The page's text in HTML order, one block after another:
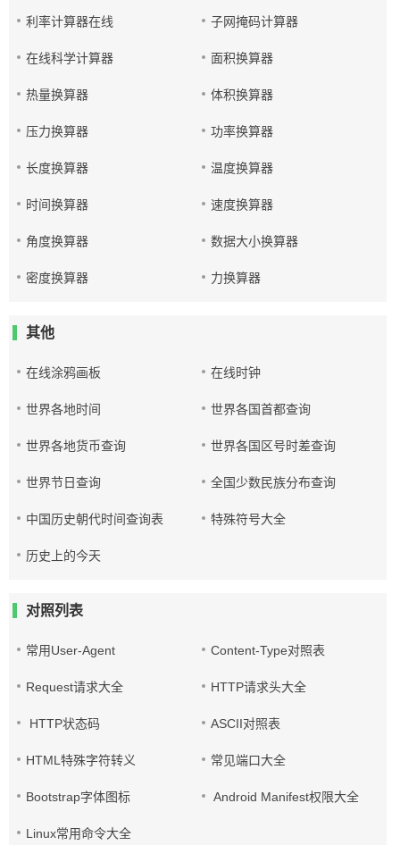
利率计算器在线 子网掩码计算器
在线科学计算器 面积换算器
热量换算器 体积换算器
压力换算器 功率换算器
长度换算器 温度换算器
时间换算器 速度换算器
角度换算器 数据大小换算器
密度换算器 力换算器
其他
在线涂鸦画板 在线时钟
世界各地时间 世界各国首都查询
世界各地货币查询 世界各国区号时差查询
世界节日查询 全国少数民族分布查询
中国历史朝代时间查询表 特殊符号大全
历史上的今天
对照列表
常用User-Agent Content-Type对照表
Request请求大全 HTTP请求头大全
HTTP状态码 ASCII对照表
HTML特殊字符转义 常见端口大全
Bootstrap字体图标 Android Manifest权限大全
Linux常用命令大全